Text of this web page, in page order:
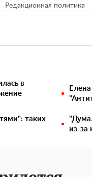
Редакционная политика
в
таких
из-за